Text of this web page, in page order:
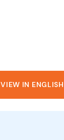
VIEW IN ENGLISH